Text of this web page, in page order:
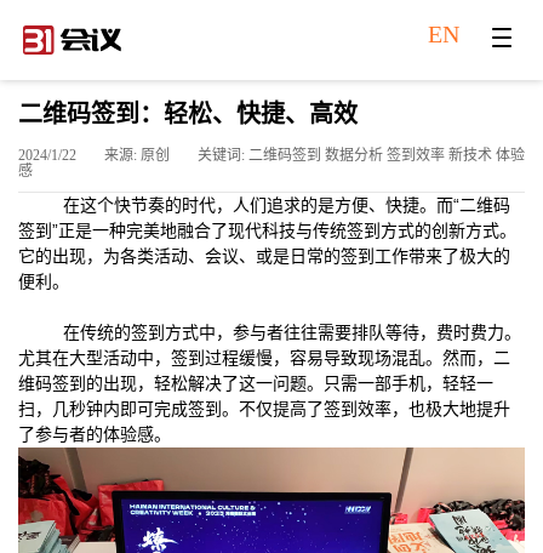
EN
二维码签到：轻松、快捷、高效
2024/1/22 来源: 原创
关键词: 二维码签到 数据分析 签到效率 新技术 体验
感
在这个快节奏的时代，人们追求的是方便、快捷。而“二维码
签到”正是一种完美地融合了现代科技与传统签到方式的创新方式。
它的出现，为各类活动、会议、或是日常的签到工作带来了极大的
便利。
在传统的签到方式中，参与者往往需要排队等待，费时费力。
尤其在大型活动中，签到过程缓慢，容易导致现场混乱。然而，二
维码签到的出现，轻松解决了这一问题。只需一部手机，轻轻一
扫，几秒钟内即可完成签到。不仅提高了签到效率，也极大地提升
了参与者的体验感。